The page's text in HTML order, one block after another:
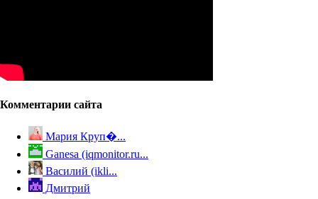
Комментарии сайта
Мария Круп�...
Ganesa (iqmonitor.ru...
Василий (ikli...
Дмитрий